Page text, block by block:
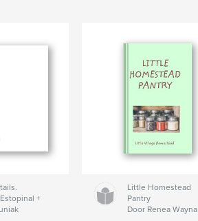
+
Little Homestead
Pantry
Door Renea Wayna